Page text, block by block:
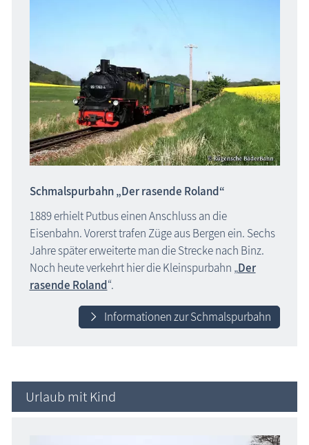
Schmalspurbahn „Der rasende Roland“
1889 erhielt Putbus einen Anschluss an die
Eisenbahn. Vorerst trafen Züge aus Bergen ein. Sechs
Jahre später erweiterte man die Strecke nach Binz.
Noch heute verkehrt hier die Kleinspurbahn „Der
rasende Roland“.
Informationen zur Schmalspurbahn
Urlaub mit Kind